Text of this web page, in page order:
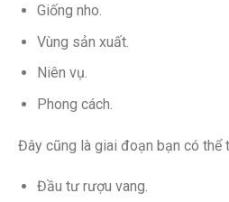
Giống nho.
Vùng sản xuất.
Niên vụ.
Phong cách.
Đây cũng là giai đoạn bạn có thể
Đầu tư rượu vang.